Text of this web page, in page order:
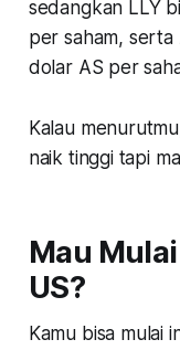
sedangkan LLY
per saham, serta
dolar AS per
Kalau
naik tinggi tapi
Mau
US?
Kamu bisa mulai